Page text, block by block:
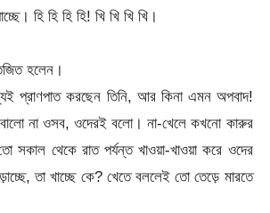
হি হি হি হি! খি খি খি খি।
হলেন।
প্রাণপাত করছেন তিনি, আর কিনা এমন অপবাদ!
না ওসব, ওদেরই বলো। না-খেলে কখনো কারুর
সকাল থেকে রাত পর্যন্ত খাওয়া-খাওয়া করে ওদের
তা খাচ্ছে কে? খেতে বললেই তো তেড়ে মারতে